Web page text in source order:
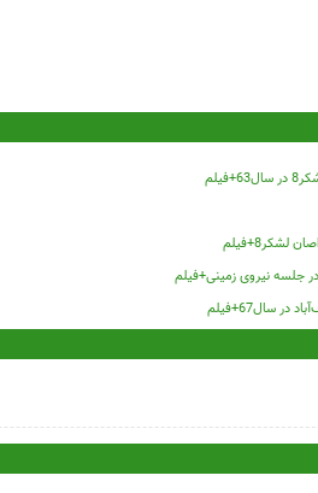
جلسه نیروی زمینی+فیلم
سال67+فیلم